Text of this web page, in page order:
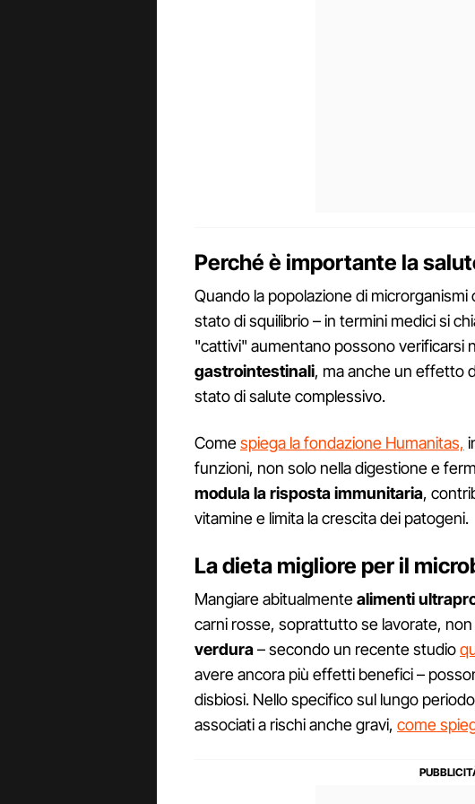
Perché è importante la
Quando la popolazione di
stato di squilibrio – in termini medici si
"cattivi" aumentano possono verificarsi
gastrointestinali, ma anche un effetto
stato di salute complessivo.
Comespiega la fondazione Humanitas,
funzioni, non solo nella digestione e
modula la risposta immunitaria,
vitamine e limita la crescita dei patogeni.
La dieta migliore per il
Mangiare abitualmentealimenti
carni rosse, soprattutto se lavorate,
verdura– secondo un recente studio
avere ancora più effetti benefici –
disbiosi. Nello specifico sul lungo
associati a rischi anche gravi, come